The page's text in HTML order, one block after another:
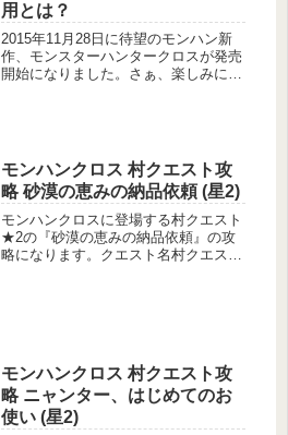
用とは？
2015年11月28日に待望のモンハン新
作、モンスターハンタークロスが発売
開始になりました。さぁ、楽しみにし
モンハンクロス 村クエスト攻
略 砂漠の恵みの納品依頼 (星2)
モンハンクロスに登場する村クエスト
★2の『砂漠の恵みの納品依頼』の攻
略になります。クエスト名村クエスト
モンハンクロス 村クエスト攻
略 ニャンター、はじめてのお
使い (星2)